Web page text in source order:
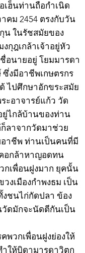
เฮ็นท่านถือกำเนิด
คม 2454 ตรงกับวัน
น ในรัชสมัยของ
กุฎเกล้าเจ้าอยู่หัว
อนายอยู่ โยมมารดา
ซึ่งมีอาชีพเกษตรกร
ไปศึกษาอักขระสมัย
ะอาจารย์แก้ว วัด
ไกล้บ้านของท่าน
ลาจากวัดมาช่วย
าชีพ ท่านเป็นคนที่มี
คอกล้าหาญอดทน
กเพื่อนฝูงมาก ยุคนั้น
งเมืองกำพงธม เป็น
ชนไก่กัดปลา ข้อง
วัดมักจะนัดตีกันเป็น
พวกเพื่อนฝูงย่องให้
ให้บิดามารดาวิตก